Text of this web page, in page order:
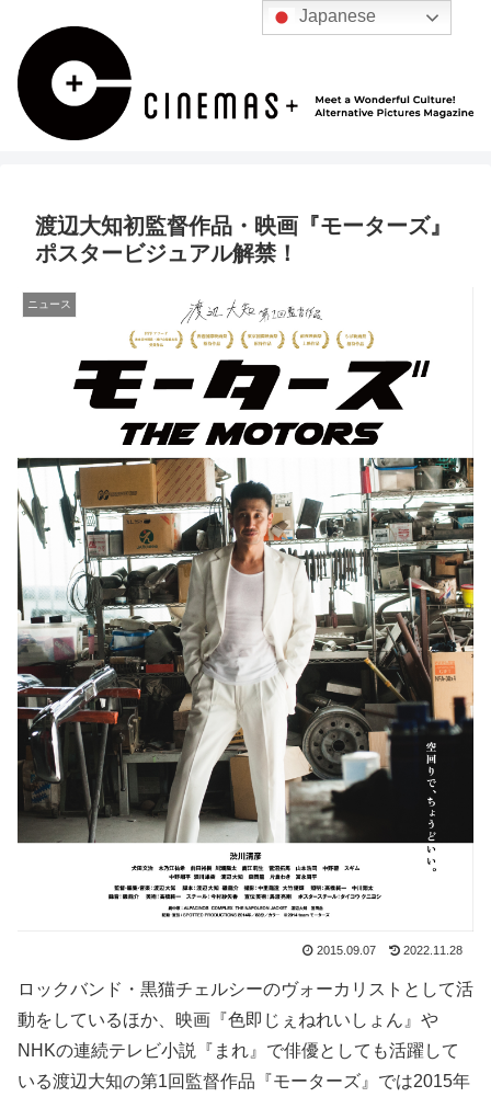
渡辺大知初監督作品・映画『モーターズ』
ポスタービジュアル解禁！
ニュース
2015.09.07 2022.11.28
ロックバンド・黒猫チェルシーのヴォーカリストとして活
動をしているほか、映画『色即じぇねれいしょん』や
NHKの連続テレビ小説『まれ』で俳優としても活躍して
いる渡辺大知の第1回監督作品『モーターズ』では2015年
Japanese